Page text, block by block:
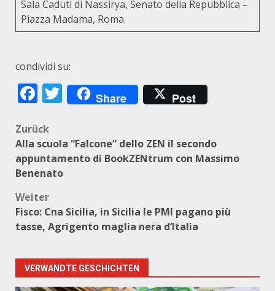
Sala Caduti di Nassirya, Senato della Repubblica –
Piazza Madama, Roma
condividi su:
Facebook
Twitter
Share Post
Beitragsnavigation
Zurück
Alla scuola “Falcone” dello ZEN il secondo
appuntamento di BookZENtrum con Massimo
Benenato
Weiter
Fisco: Cna Sicilia, in Sicilia le PMI pagano più
tasse, Agrigento maglia nera d’Italia
VERWANDTE GESCHICHTEN